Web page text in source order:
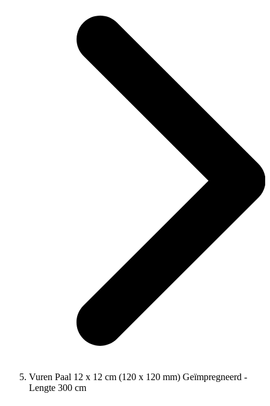
Vuren Paal 12 x 12 cm (120 x 120 mm) Geïmpregneerd -
Lengte 300 cm